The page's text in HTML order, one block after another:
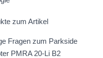
zum Artikel
Fragen zum Parkside
PMRA 20-Li B2